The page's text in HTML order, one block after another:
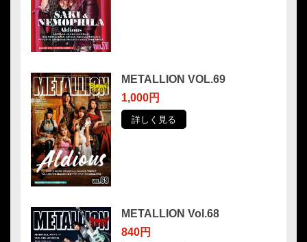
METALLION VOL.69
1,000円
詳しく見る
METALLION Vol.68
840円